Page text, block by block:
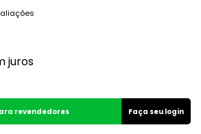
juros
revendedores Faça seu login